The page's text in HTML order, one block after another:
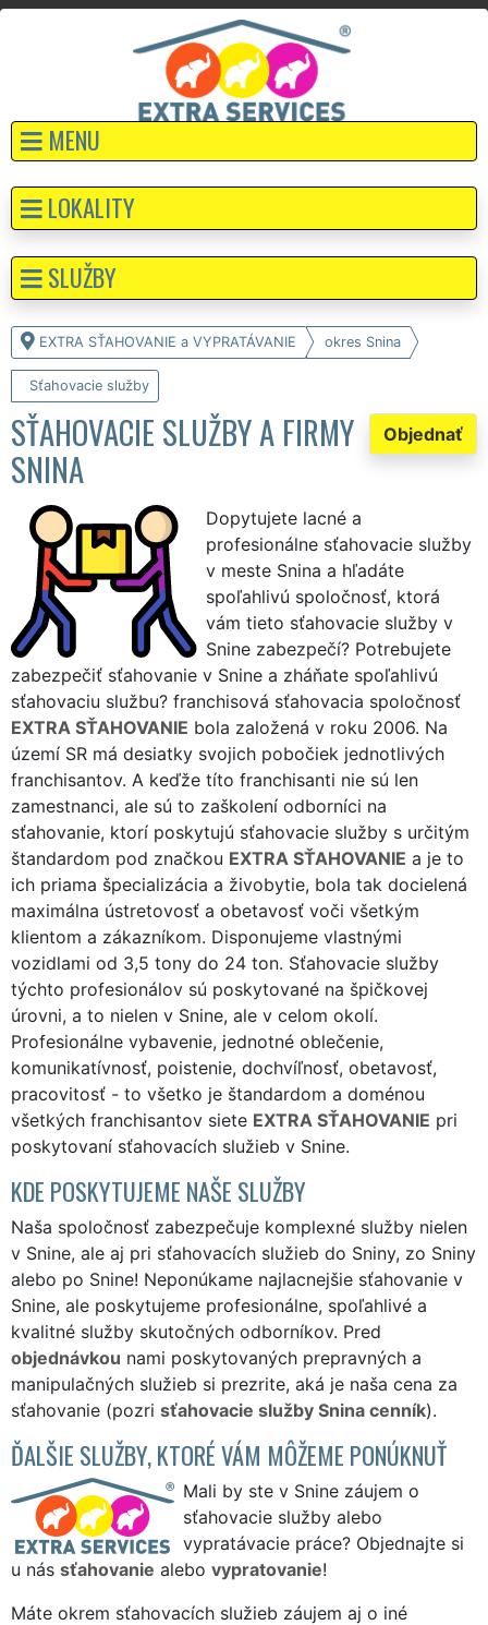
MENU
EXTRA SŤAHOVANIE a VYPRATÁVANIE okres Snina
Sťahovacie služby
Objednať
SŤAHOVACIE SLUŽBY A FIRMY
SNINA
Dopytujete lacné a
profesionálne sťahovacie služby
v meste Snina a hľadáte
spoľahlivú spoločnosť, ktorá
vám tieto sťahovacie služby v
Snine zabezpečí? Potrebujete
zabezpečiť sťahovanie v Snine a zháňate spoľahlivú
sťahovaciu službu? franchisová sťahovacia spoločnosť
EXTRA SŤAHOVANIE bola založená v roku 2006. Na
území SR má desiatky svojich pobočiek jednotlivých
franchisantov. A keďže títo franchisanti nie sú len
zamestnanci, ale sú to zaškolení odborníci na
sťahovanie, ktorí poskytujú sťahovacie služby s určitým
štandardom pod značkou EXTRA SŤAHOVANIE a je to
ich priama špecializácia a živobytie, bola tak docielená
maximálna ústretovosť a obetavosť voči všetkým
klientom a zákazníkom. Disponujeme vlastnými
vozidlami od 3,5 tony do 24 ton. Sťahovacie služby
týchto profesionálov sú poskytované na špičkovej
úrovni, a to nielen v Snine, ale v celom okolí.
Profesionálne vybavenie, jednotné oblečenie,
komunikatívnosť, poistenie, dochvíľnosť, obetavosť,
pracovitosť - to všetko je štandardom a doménou
všetkých franchisantov siete EXTRA SŤAHOVANIE pri
poskytovaní sťahovacích služieb v Snine.
KDE POSKYTUJEME NAŠE SLUŽBY
Naša spoločnosť zabezpečuje komplexné služby nielen
v Snine, ale aj pri sťahovacích služieb do Sniny, zo Sniny
alebo po Snine! Neponúkame najlacnejšie sťahovanie v
Snine, ale poskytujeme profesionálne, spoľahlivé a
kvalitné služby skutočných odborníkov. Pred
objednávkou nami poskytovaných prepravných a
manipulačných služieb si prezrite, aká je naša cena za
sťahovanie (pozri sťahovacie služby Snina cenník).
ĎALŠIE SLUŽBY, KTORÉ VÁM MÔŽEME PONÚKNUŤ
Mali by ste v Snine záujem o
sťahovacie služby alebo
vypratávacie práce? Objednajte si
u nás sťahovanie alebo vypratovanie!
Máte okrem sťahovacích služieb záujem aj o iné
LOKALITY
SLUŽBY